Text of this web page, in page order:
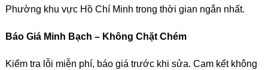
Phường khu vực Hồ Chí Minh trong thời gian ngắn nhất.
Báo Giá Minh Bạch – Không Chặt Chém
Kiểm tra lỗi miễn phí, báo giá trước khi sửa. Cam kết không